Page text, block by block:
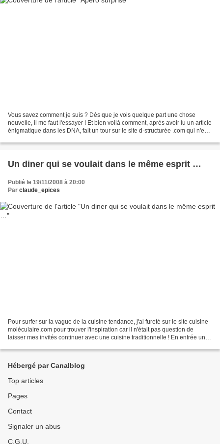
Vous savez comment je suis ? Dès que je vois quelque part une chose
nouvelle, il me faut l'essayer ! Et bien voilà comment, après avoir lu un article
énigmatique dans les DNA, fait un tour sur le site d-structurée .com qui n'en
Un diner qui se voulait dans le même esprit …
Publié le 19/11/2008 à 20:00
Par claude_epices
Pour surfer sur la vague de la cuisine tendance, j'ai fureté sur le site cuisine
moléculaire.com pour trouver l'inspiration car il n'était pas question de
laisser mes invités continuer avec une cuisine traditionnelle ! En entrée un
Hébergé par Canalblog
Top articles
Pages
Contact
Signaler un abus
C.G.U.